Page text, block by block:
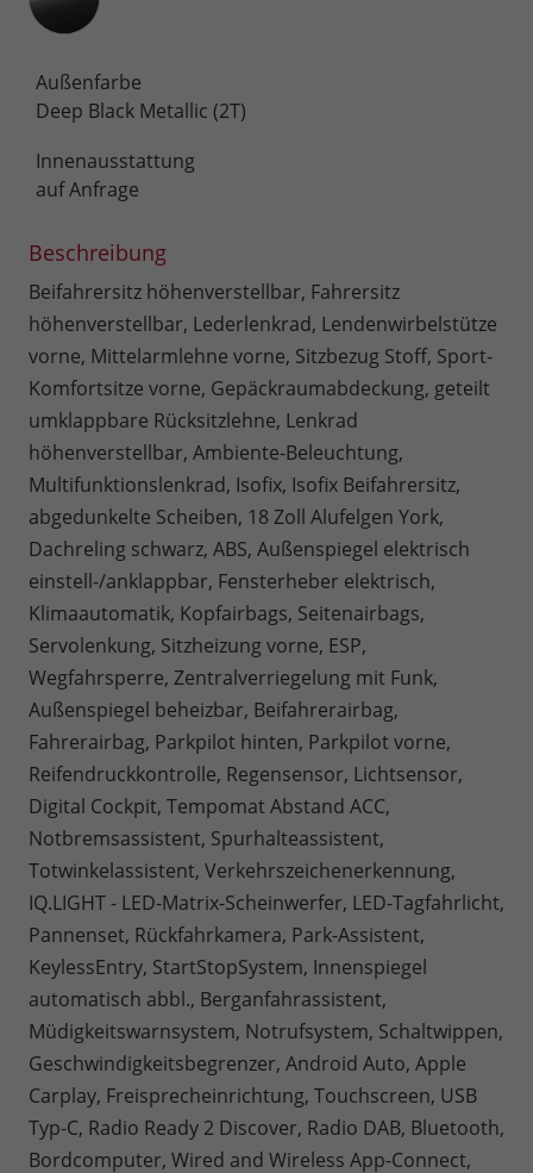
Außenfarbe
Deep Black Metallic (2T)
Innenausstattung
auf Anfrage
Beschreibung
Beifahrersitz höhenverstellbar, Fahrersitz
höhenverstellbar, Lederlenkrad, Lendenwirbelstütze
vorne, Mittelarmlehne vorne, Sitzbezug Stoff, Sport-
Komfortsitze vorne, Gepäckraumabdeckung, geteilt
umklappbare Rücksitzlehne, Lenkrad
höhenverstellbar, Ambiente-Beleuchtung,
Multifunktionslenkrad, Isofix, Isofix Beifahrersitz,
abgedunkelte Scheiben, 18 Zoll Alufelgen York,
Dachreling schwarz, ABS, Außenspiegel elektrisch
einstell-/anklappbar, Fensterheber elektrisch,
Klimaautomatik, Kopfairbags, Seitenairbags,
Servolenkung, Sitzheizung vorne, ESP,
Wegfahrsperre, Zentralverriegelung mit Funk,
Außenspiegel beheizbar, Beifahrerairbag,
Fahrerairbag, Parkpilot hinten, Parkpilot vorne,
Reifendruckkontrolle, Regensensor, Lichtsensor,
Digital Cockpit, Tempomat Abstand ACC,
Notbremsassistent, Spurhalteassistent,
Totwinkelassistent, Verkehrszeichenerkennung,
IQ.LIGHT - LED-Matrix-Scheinwerfer, LED-Tagfahrlicht,
Pannenset, Rückfahrkamera, Park-Assistent,
KeylessEntry, StartStopSystem, Innenspiegel
automatisch abbl., Berganfahrassistent,
Müdigkeitswarnsystem, Notrufsystem, Schaltwippen,
Geschwindigkeitsbegrenzer, Android Auto, Apple
Carplay, Freisprecheinrichtung, Touchscreen, USB
Typ-C, Radio Ready 2 Discover, Radio DAB, Bluetooth,
Bordcomputer, Wired and Wireless App-Connect,